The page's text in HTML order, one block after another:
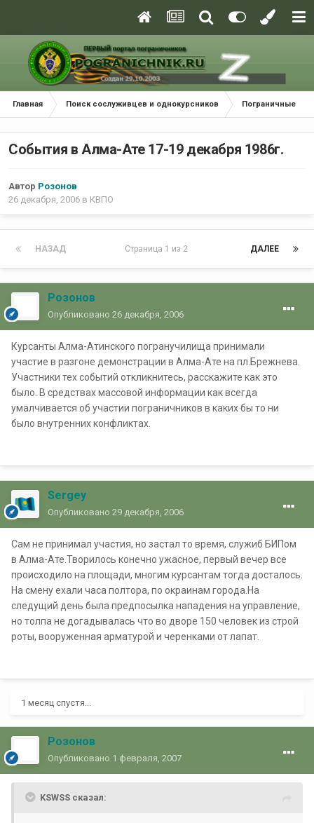
Главная Поиск сослуживцев и однокурсников Пограничные
События в Алма-Ате 17-19 декабря 1986г.
Автор Розонов
26 декабря, 2006 в КВПО
НАЗАД ДАЛЕЕ
Страница 1 из 2
Розонов
Опубликовано 26 декабря, 2006
Курсанты Алма-Атинского погранучилища принимали
участие в разгоне демонстрации в Алма-Ате на пл.Брежнева.
Участники тех событий откликнитесь, расскажите как это
было. В средствах массовой информации как всегда
умалчивается об участии пограничников в каких бы то ни
было внутренних конфликтах.
Sergey
Опубликовано 29 декабря, 2006
Сам не принимал участия, но застал то время, служиб БИПом
в Алма-Ате.Творилось конечно ужасное, первый вечер все
происходило на площади, многим курсантам тогда досталось.
На смену ехали часа полтора, по окраинам города.На
следущий день была предпосылка нападения на управление,
но толпа не догадывалась что во дворе 150 человек из строй
роты, вооруженная арматурой и черенками от лапат.
1 месяц спустя...
Розонов
Опубликовано 1 февраля, 2007
KSWSS сказал: